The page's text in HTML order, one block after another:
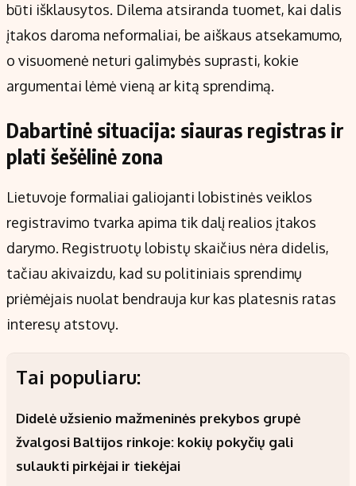
būti išklausytos. Dilema atsiranda tuomet, kai dalis
įtakos daroma neformaliai, be aiškaus atsekamumo,
o visuomenė neturi galimybės suprasti, kokie
argumentai lėmė vieną ar kitą sprendimą.
Dabartinė situacija: siauras registras ir
plati šešėlinė zona
Lietuvoje formaliai galiojanti lobistinės veiklos
registravimo tvarka apima tik dalį realios įtakos
darymo. Registruotų lobistų skaičius nėra didelis,
tačiau akivaizdu, kad su politiniais sprendimų
priėmėjais nuolat bendrauja kur kas platesnis ratas
interesų atstovų.
Tai populiaru:
Didelė užsienio mažmeninės prekybos grupė
žvalgosi Baltijos rinkoje: kokių pokyčių gali
sulaukti pirkėjai ir tiekėjai